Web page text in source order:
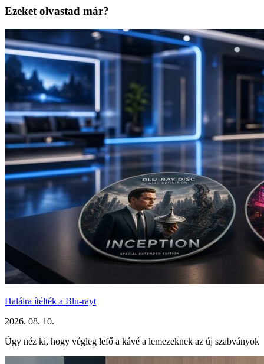
Ezeket olvastad már?
Halálra ítélték a Blu-rayt
2026. 08. 10.
Úgy néz ki, hogy végleg lefő a kávé a lemezeknek az új szabványok